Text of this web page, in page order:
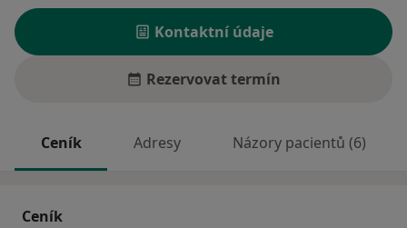
Kontaktní údaje
Rezervovat termín
Ceník Adresy Názory pacientů (6)
Ceník